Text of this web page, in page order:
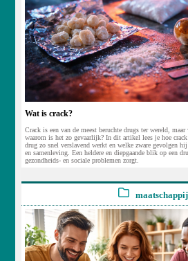
Wat is crack?
Crack is een van de meest beruchte drugs ter wereld,
waarom is het zo gevaarlijk? In dit artikel lees je hoe
drug zo snel verslavend werkt en welke zware gevolgen
en samenleving. Een heldere en diepgaande blik op een
gezondheids- en sociale problemen zorgt.
maatschappij